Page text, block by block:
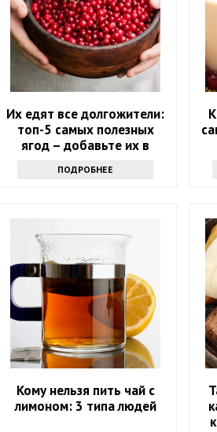
Их едят все долгожители:
топ-5 самых полезных
ягод – добавьте их в
ПОДРОБНЕЕ
Кому нельзя пить чай с
лимоном: 3 типа людей